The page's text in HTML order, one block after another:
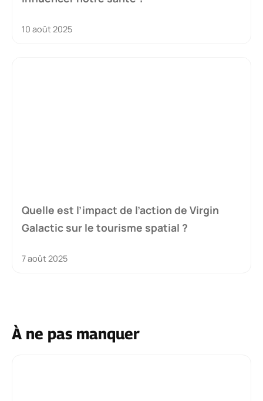
10 août 2025
Quelle est l’impact de l’action de Virgin
Galactic sur le tourisme spatial ?
7 août 2025
À ne pas manquer